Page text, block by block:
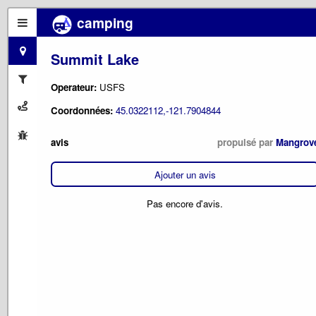
camping
Summit Lake
Operateur: USFS
Coordonnées: 45.0322112,-121.7904844
avis propulsé par
Ajouter un avis
Pas encore d'avis.